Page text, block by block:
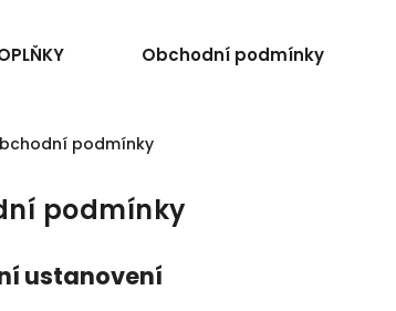
Obchodní podmínky
podmínky
podmínky
ustanovení